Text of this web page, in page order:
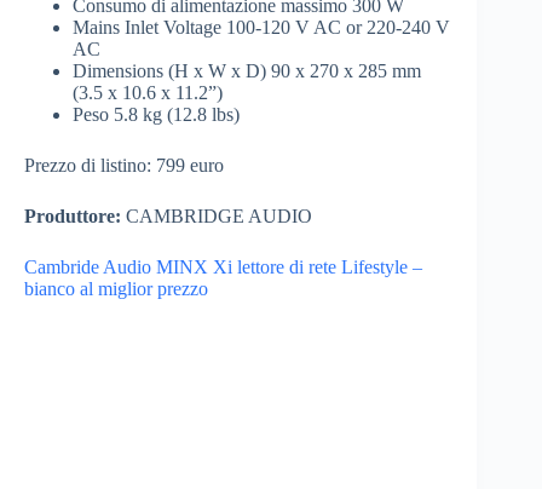
Consumo di alimentazione massimo 300 W
Mains Inlet Voltage 100-120 V AC or 220-240 V
AC
Dimensions (H x W x D) 90 x 270 x 285 mm
(3.5 x 10.6 x 11.2”)
Peso 5.8 kg (12.8 lbs)
Prezzo di listino: 799 euro
Produttore: CAMBRIDGE AUDIO
Cambride Audio MINX Xi lettore di rete Lifestyle –
bianco al miglior prezzo